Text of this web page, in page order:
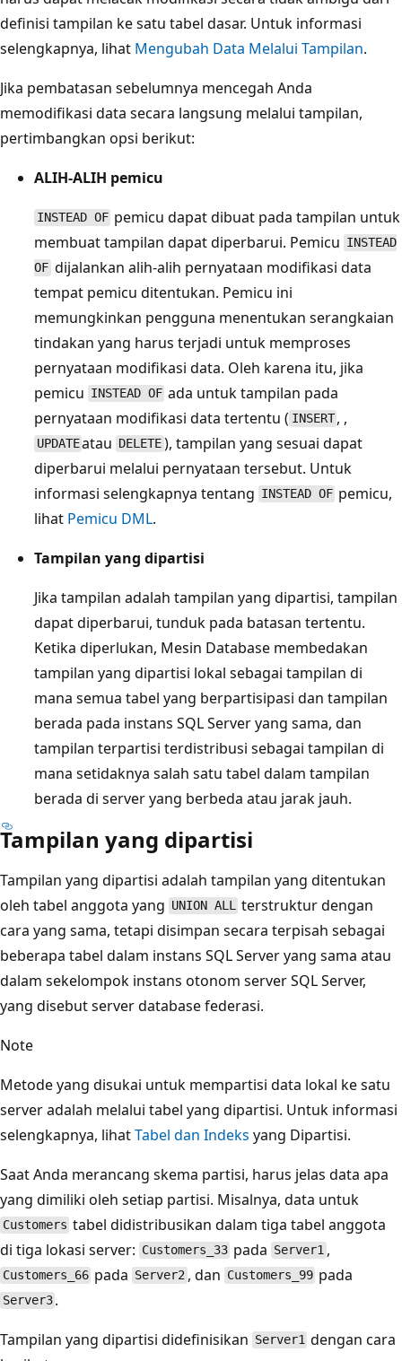
definisi tampilan ke satu tabel dasar. Untuk informasi
selengkapnya, lihat Mengubah Data Melalui Tampilan.
Jika pembatasan sebelumnya mencegah Anda
memodifikasi data secara langsung melalui tampilan,
pertimbangkan opsi berikut:
ALIH-ALIH pemicu
INSTEAD OF pemicu dapat dibuat pada tampilan untuk
membuat tampilan dapat diperbarui. Pemicu INSTEAD
OF dijalankan alih-alih pernyataan modifikasi data
tempat pemicu ditentukan. Pemicu ini
memungkinkan pengguna menentukan serangkaian
tindakan yang harus terjadi untuk memproses
pernyataan modifikasi data. Oleh karena itu, jika
pemicu INSTEAD OF ada untuk tampilan pada
pernyataan modifikasi data tertentu ( INSERT , ,
UPDATEatau DELETE), tampilan yang sesuai dapat
diperbarui melalui pernyataan tersebut. Untuk
informasi selengkapnya tentang INSTEAD OF pemicu,
lihat Pemicu DML.
Tampilan yang dipartisi
Jika tampilan adalah tampilan yang dipartisi, tampilan
dapat diperbarui, tunduk pada batasan tertentu.
Ketika diperlukan, Mesin Database membedakan
tampilan yang dipartisi lokal sebagai tampilan di
mana semua tabel yang berpartisipasi dan tampilan
berada pada instans SQL Server yang sama, dan
tampilan terpartisi terdistribusi sebagai tampilan di
mana setidaknya salah satu tabel dalam tampilan
berada di server yang berbeda atau jarak jauh.
Tampilan yang dipartisi
Tampilan yang dipartisi adalah tampilan yang ditentukan
oleh tabel anggota yang UNION ALL terstruktur dengan
cara yang sama, tetapi disimpan secara terpisah sebagai
beberapa tabel dalam instans SQL Server yang sama atau
dalam sekelompok instans otonom server SQL Server,
yang disebut server database federasi.
Note
Metode yang disukai untuk mempartisi data lokal ke satu
server adalah melalui tabel yang dipartisi. Untuk informasi
selengkapnya, lihatTabel dan Indeks yang Dipartisi.
Saat Anda merancang skema partisi, harus jelas data apa
yang dimiliki oleh setiap partisi. Misalnya, data untuk
Customers tabel didistribusikan dalam tiga tabel anggota
di tiga lokasi server: Customers_33 pada Server1 ,
Customers_66 pada Server2 , dan Customers_99 pada
Server3 .
Tampilan yang dipartisi didefinisikan Server1 dengan cara